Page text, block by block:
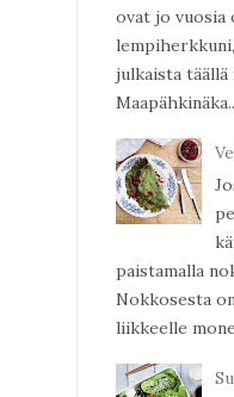
ovat jo vuosia
julkaista
paistamalla
Nokkosesta
liikkeelle